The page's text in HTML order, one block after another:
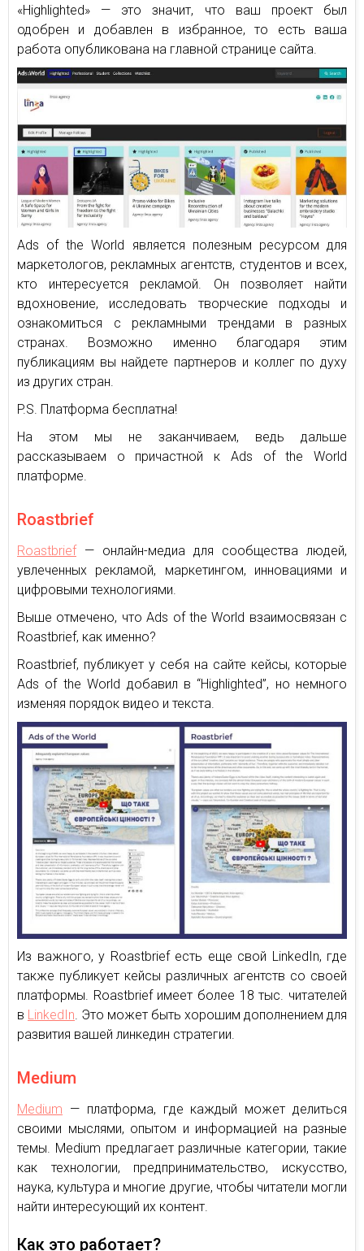
«Highlighted» — это значит, что ваш проект был
одобрен и добавлен в избранное, то есть ваша
работа опубликована на главной странице сайта.
Ads of the World является полезным ресурсом для
маркетологов, рекламных агентств, студентов и всех,
кто интересуется рекламой. Он позволяет найти
вдохновение, исследовать творческие подходы и
ознакомиться с рекламными трендами в разных
странах. Возможно именно благодаря этим
публикациям вы найдете партнеров и коллег по духу
из других стран.
P.S. Платформа бесплатна!
На этом мы не заканчиваем, ведь дальше
рассказываем о причастной к Ads of the World
платформе.
Roastbrief
Roastbrief— онлайн-медиа для сообщества людей,
увлеченных рекламой, маркетингом, инновациями и
цифровыми технологиями.
Выше отмечено, что Ads of the World взаимосвязан с
Roastbrief, как именно?
Roastbrief, публикует у себя на сайте кейсы, которые
Ads of the World добавил в “Highlighted”, но немного
изменяя порядок видео и текста.
Из важного, у Roastbrief есть еще свой LinkedIn, где
также публикует кейсы различных агентств со своей
платформы. Roastbrief имеет более 18 тыс. читателей
в LinkedIn. Это может быть хорошим дополнением для
развития вашей линкедин стратегии.
Medium
Medium — платформа, где каждый может делиться
своими мыслями, опытом и информацией на разные
темы. Medium предлагает различные категории, такие
как технологии, предпринимательство, искусство,
наука, культура и многие другие, чтобы читатели могли
найти интересующий их контент.
Как это работает?